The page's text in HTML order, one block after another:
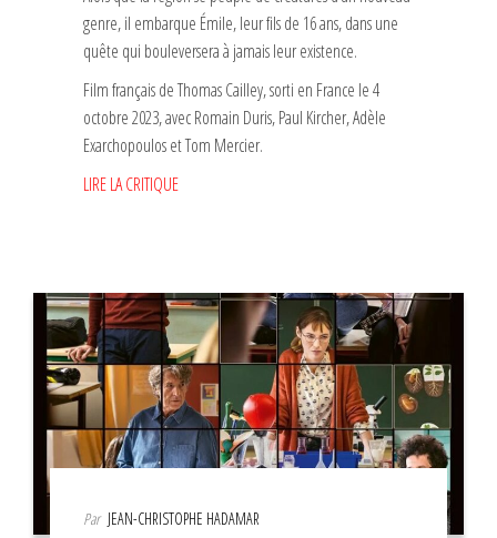
genre, il embarque Émile, leur fils de 16 ans, dans une
quête qui bouleversera à jamais leur existence.
Film français de Thomas Cailley, sorti en France le 4
octobre 2023, avec Romain Duris, Paul Kircher, Adèle
Exarchopoulos et Tom Mercier.
LIRE LA CRITIQUE
Par JEAN-CHRISTOPHE HADAMAR